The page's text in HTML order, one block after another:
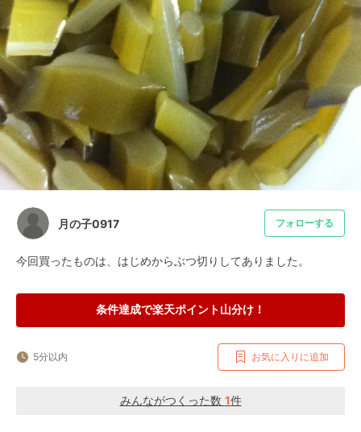
月の子0917 フォローする
今回買ったものは、はじめからぶつ切りしてありました。
条件達成で楽天ポイント山分け！
5分以内 お気に入りに追加
みんながつくった数 1件